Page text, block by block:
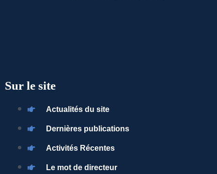
Sur le site
Actualités du site
Dernières publications
Activités Récentes
Le mot de directeur